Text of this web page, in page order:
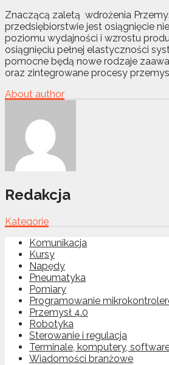
Znaczącą zaletą wdrożenia
przedsiębiorstwie jest osiągnięcie
poziomu wydajności i wzrostu
osiągnięciu pełnej elastyczności
pomocne będą nowe rodzaje
oraz zintegrowane procesy
About author
Redakcja
Kategorie
Komunikacja
Kursy
Napędy
Pneumatyka
Pomiary
Programowanie
Przemysł 4.0
Robotyka
Sterowanie i regulacja
Terminale, komputery,
Wiadomości branżowe